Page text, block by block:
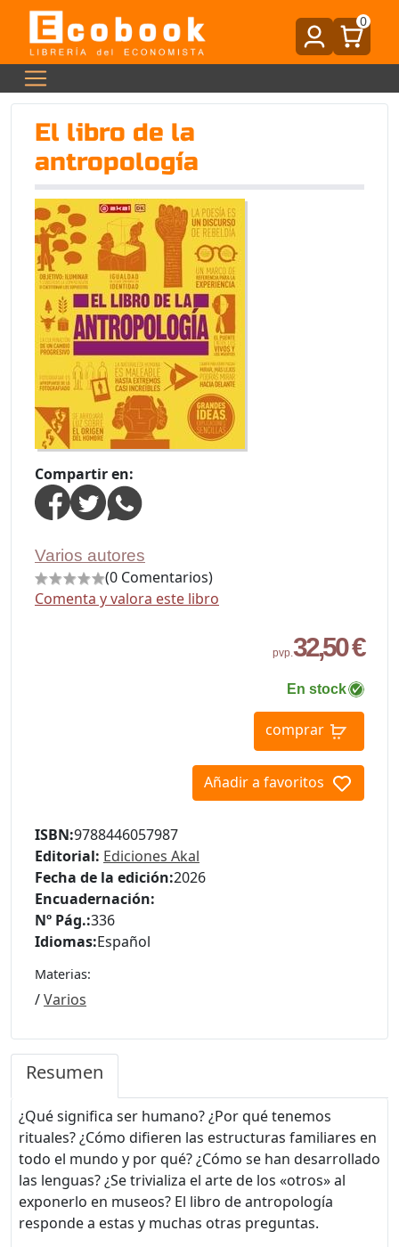
0
El libro de la
antropología
Compartir en:
Varios autores
(0 Comentarios)
Comenta y valora este libro
pvp.32,50 €
En stock
comprar
Añadir a favoritos
ISBN:9788446057987
Editorial: Ediciones Akal
Fecha de la edición:2026
Encuadernación:
Nº Pág.:336
Idiomas:Español
Materias:
/Varios
Resumen
¿Qué significa ser humano? ¿Por qué tenemos
rituales? ¿Cómo difieren las estructuras familiares en
todo el mundo y por qué? ¿Cómo se han desarrollado
las lenguas? ¿Se trivializa el arte de los «otros» al
exponerlo en museos? El libro de antropología
responde a estas y muchas otras preguntas.